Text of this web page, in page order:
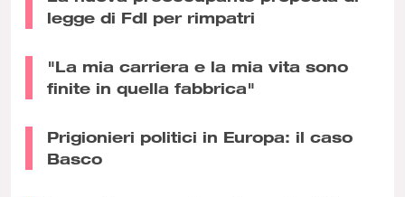
legge di FdI per rimpatri
"La mia carriera e la mia vita sono
finite in quella fabbrica"
Prigionieri politici in Europa: il caso
Basco